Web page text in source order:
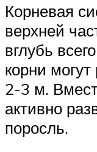
Корневая
верхней
вглубь
корни
2-3 м.
активно
поросль.